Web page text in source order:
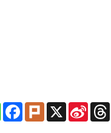
Line Facebook
Plurk X
Sina